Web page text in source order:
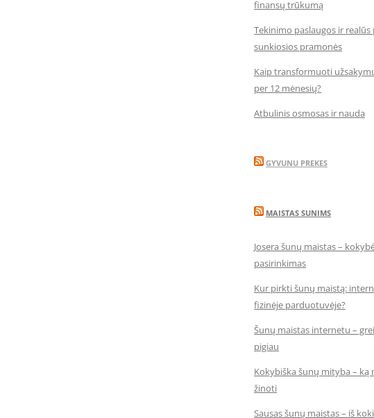
finansų trūkumą
Tekinimo paslaugos ir realūs
sunkiosios pramonės
Kaip transformuoti
per 12 mėnesių?
Atbulinis osmosas ir nauda
GYVUNU PREKES
MAISTAS SUNIMS
Josera šunų maistas –
pasirinkimas
Kur pirkti šunų maistą:
fizinėje parduotuvėje?
Šunų maistas internetu –
pigiau
Kokybiška šunų mityba – ką
žinoti
Sausas šunų maistas – iš